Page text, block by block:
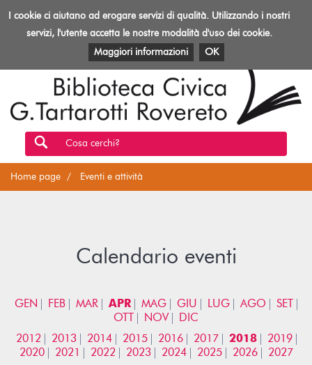
Toggle
Biblioteca
Rovereto
EVENTI E ATTIVITÀ PATRIMONIO E RISORSE
Cosa cerchi?
Home page Eventi e attività
Calendario eventi
GEN FEB MAR APR MAG GIU LUG AGO
SET
OTT
NOV
DIC
2012
2013 2014 2015 2016 2017 2018
2019
2020
2021 2022 2023 2024 2025 2026 2027
I cookie ci aiutano ad erogare servizi di qualità. Utilizzando i nostri
servizi, l'utente accetta le nostre modalità d'uso dei cookie.
Maggiori informazioni
OK